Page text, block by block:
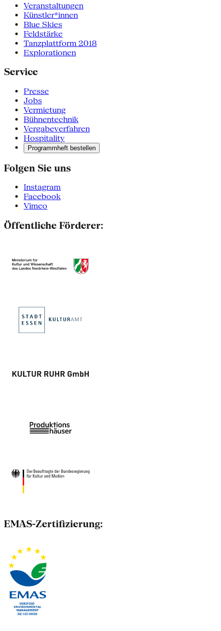
Veranstaltungen
Künstler*innen
Blue Skies
Feldstärke
Tanzplattform 2018
Explorationen
Service
Presse
Jobs
Vermietung
Bühnentechnik
Vergabeverfahren
Hospitality
Programmheft bestellen
Folgen Sie uns
Instagram
Facebook
Vimeo
Öffentliche Förderer:
EMAS-Zertifizierung: